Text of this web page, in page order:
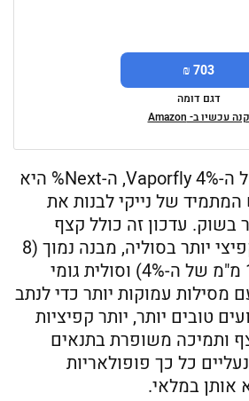
703 ₪
דגם דומה
קנה עכשיו ב- Amazon
הגרסה האחרונה של ה-Vaporfly 4%, ה-Next% היא
של נייקי לבנות את
בשוק. עדכון זה כולל קצף
ZoomX קל יותר וקפיצי יותר בסוליה, מבנה נמוך (8
מ"מ בהשוואה ל-11 מ"מ של ה-4%) וסולית גומי
מסילות עמוקות יותר כדי לנתב
טובים יותר, יותר קפיציות
ותמיכה משופרת בתנאים
כל כך פופולאריות
במלאי.